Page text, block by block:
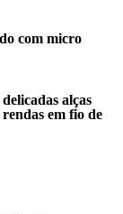
com micro
alças
em fio de